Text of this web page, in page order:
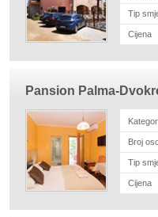
Tip
Cijena
Pansion Palma-
Broj
Tip
Cijena